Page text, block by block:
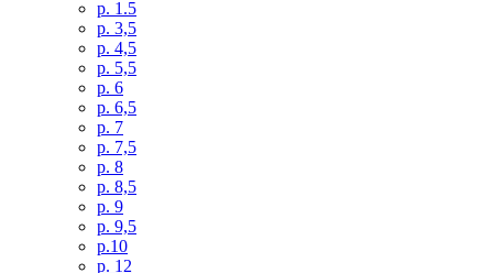
р. 1.5
p. 3,5
p. 4,5
p. 5,5
p. 6
p. 6,5
p. 7
p. 7,5
p. 8
p. 8,5
p. 9
p. 9,5
p.10
p. 12